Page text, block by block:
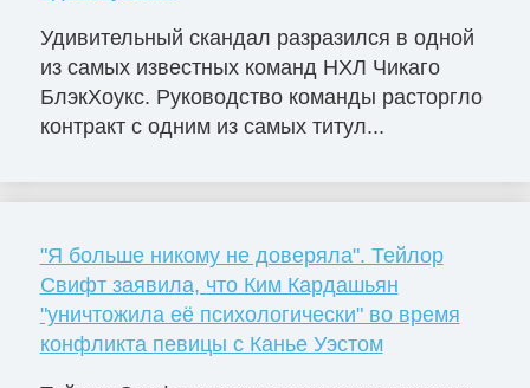
Удивительный скандал разразился в одной
из самых известных команд НХЛ Чикаго
БлэкХоукс. Руководство команды расторгло
контракт с одним из самых титул...
"Я больше никому не доверяла". Тейлор
Свифт заявила, что Ким Кардашьян
"уничтожила её психологически" во время
конфликта певицы с Канье Уэстом